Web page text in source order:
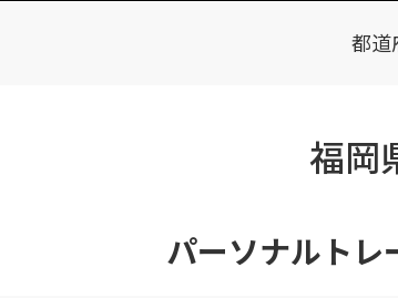
都道
福岡
パーソナルトレ